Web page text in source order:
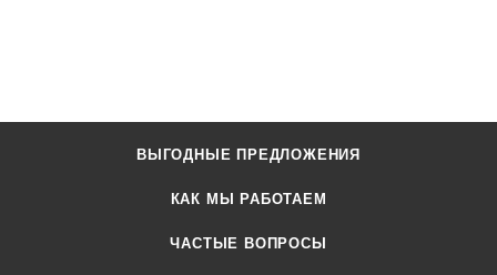
ВЫГОДНЫЕ ПРЕДЛОЖЕНИЯ
КАК МЫ РАБОТАЕМ
ЧАСТЫЕ ВОПРОСЫ